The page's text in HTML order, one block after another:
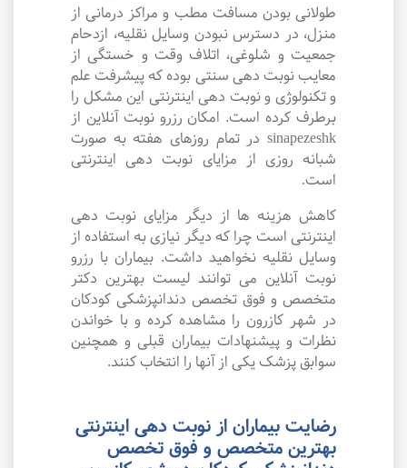
طولانی بودن مسافت مطب و مراکز درمانی از
منزل، در دسترس نبودن وسایل نقلیه، ازدحام
جمعیت و شلوغی، اتلاف وقت و خستگی از
معایب نوبت دهی سنتی بوده که پیشرفت علم
و تکنولوژی و نوبت دهی اینترنتی این مشکل را
برطرف کرده است. امکان رزرو نوبت آنلاین از
sinapezeshk در تمام روزهای هفته به صورت
شبانه روزی از مزایای نوبت دهی اینترنتی
است.
کاهش هزینه ها از دیگر مزایای نوبت دهی
اینترنتی است چرا که دیگر نیازی به استفاده از
وسایل نقلیه نخواهید داشت. بیماران با رزرو
نوبت آنلاین می توانند لیست بهترین دکتر
متخصص و فوق تخصص دندانپزشکی کودکان
در شهر کازرون را مشاهده کرده و با خواندن
نظرات و پیشنهادات بیماران قبلی و همچنین
سوابق پزشک یکی از آنها را انتخاب کنند.
رضایت بیماران از نوبت دهی اینترنتی
بهترین متخصص و فوق تخصص